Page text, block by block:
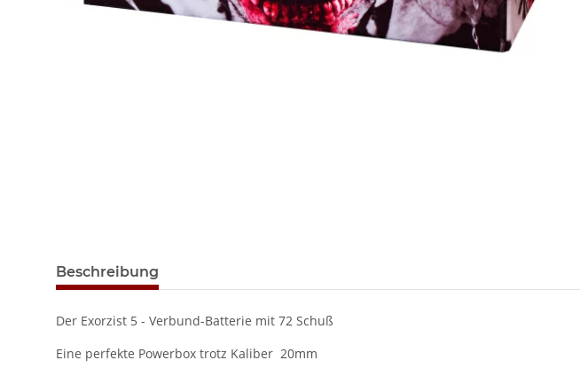
Beschreibung
Der Exorzist 5 - Verbund-Batterie mit 72 Schuß
Eine perfekte Powerbox trotz Kaliber 20mm